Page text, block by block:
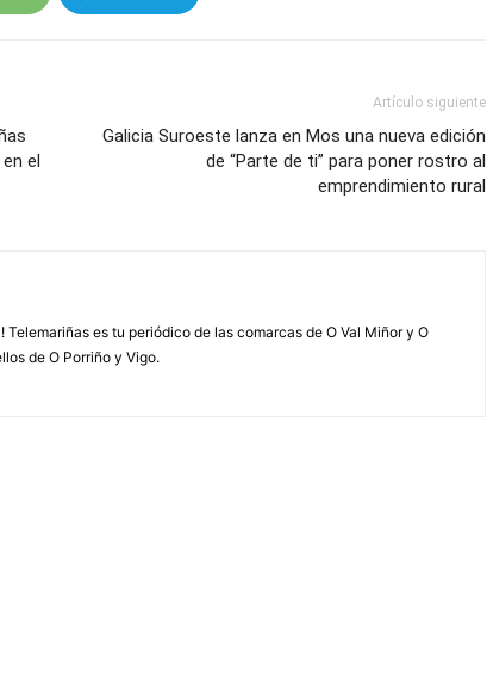
el
Artículo siguiente
Galicia Suroeste lanza en Mos una nueva edición
de “Parte de ti” para poner rostro al
emprendimiento rural
Telemariñas es tu periódico de las comarcas de O Val Miñor y O
de O Porriño y Vigo.